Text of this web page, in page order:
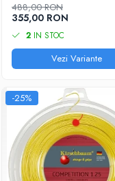
488,00 RON
355,00 RON
2 IN STOC
Vezi Variante
-25%